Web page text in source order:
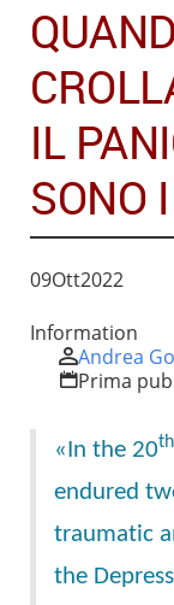
IL
SONO
09Ott2022
Information
Andrea
Prima
«In the 20th
endured
traumatic
the